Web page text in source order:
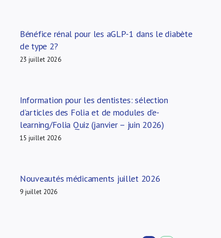
Bénéfice rénal pour les aGLP-1 dans le diabète
de type 2?
23 juillet 2026
Information pour les dentistes: sélection
d’articles des Folia et de modules d’e-
learning/Folia Quiz (janvier – juin 2026)
15 juillet 2026
Nouveautés médicaments juillet 2026
9 juillet 2026